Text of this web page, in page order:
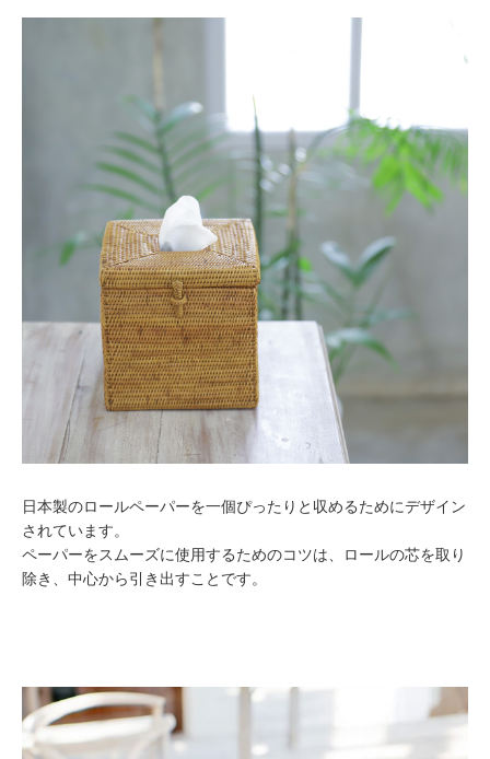
日本製のロールペーパーを一個ぴったりと収めるためにデザイン
されています。
ペーパーをスムーズに使用するためのコツは、ロールの芯を取り
除き、中心から引き出すことです。